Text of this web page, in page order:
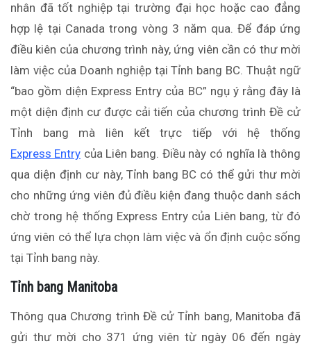
nhân đã tốt nghiệp tại trường đại học hoặc cao đẳng
hợp lệ tại Canada trong vòng 3 năm qua. Để đáp ứng
điều kiên của chương trình này, ứng viên cần có thư mời
làm việc của Doanh nghiệp tại Tỉnh bang BC. Thuật ngữ
“bao gồm diện Express Entry của BC” ngụ ý rằng đây là
một diện định cư được cải tiến của chương trình Đề cử
Tỉnh bang mà liên kết trực tiếp với hệ thống
Express Entry của Liên bang. Điều này có nghĩa là thông
qua diện định cư này, Tỉnh bang BC có thể gửi thư mời
cho những ứng viên đủ điều kiện đang thuộc danh sách
chờ trong hệ thống Express Entry của Liên bang, từ đó
ứng viên có thể lựa chọn làm việc và ổn định cuộc sống
tại Tỉnh bang này.
Tỉnh bang Manitoba
Thông qua Chương trình Đề cử Tỉnh bang, Manitoba đã
gửi thư mời cho 371 ứng viên từ ngày 06 đến ngày